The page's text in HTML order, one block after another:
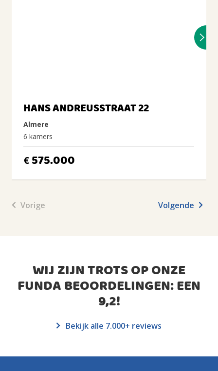
HANS ANDREUSSTRAAT 22
Almere
6 kamers
€ 575.000
Vorige Volgende
WIJ ZIJN TROTS OP ONZE
FUNDA BEOORDELINGEN: EEN
9,2!
Bekijk alle 7.000+ reviews